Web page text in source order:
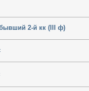
2-й кк (III ф)